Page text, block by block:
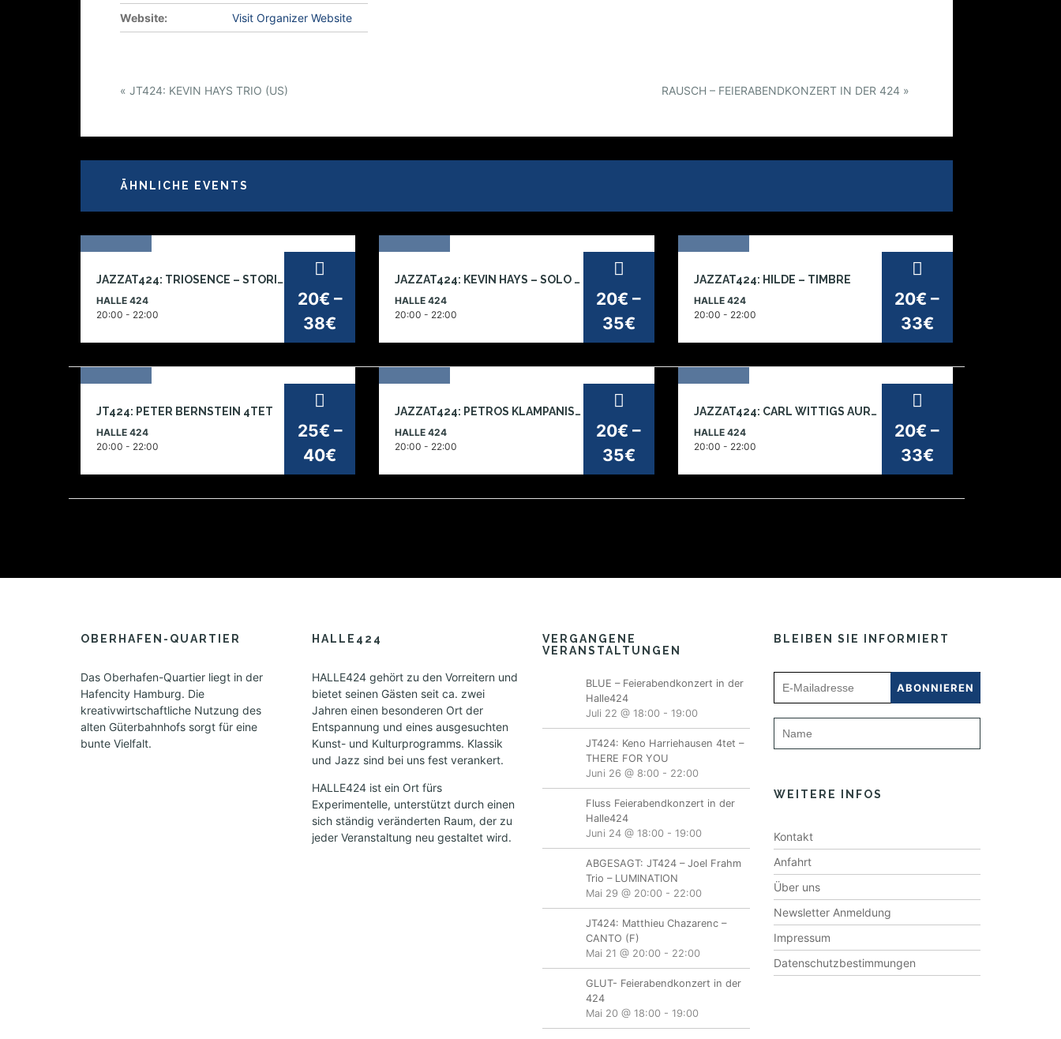
Website: Visit Organizer Website
E
e
n
t
N
a
v
i
g
a
t
i
n
« JT424: KEVIN HAYS TRIO (US) RAUSCH – FEIERABENDKONZERT IN DER 424 »
ÄHNLICHE EVENTS
2026
JAZZAT424: TRIOSENCE – STORIES OF LIFE
HALLE 424
20:00 - 22:00
20€ –
38€
2026
JAZZAT424: KEVIN HAYS – SOLO PIANO
HALLE 424
20:00 - 22:00
20€ –
35€
2026
JAZZAT424: HILDE – TIMBRE
HALLE 424
20:00 - 22:00
20€ –
33€
sep
2026
JT424: PETER BERNSTEIN 4TET
HALLE 424
20:00 - 22:00
25€ –
40€
2026
JAZZAT424: PETROS KLAMPANIS TRIO – LATENT INFO
HALLE 424
20:00 - 22:00
20€ –
35€
2026
JAZZAT424: CARL WITTIGS AURORA OKTETT – CONTINUITY AND RESONANCE
HALLE 424
20:00 - 22:00
20€ –
33€
OBERHAFEN-QUARTIER
Das Oberhafen-Quartier liegt in der
Hafencity Hamburg. Die
kreativwirtschaftliche Nutzung des
alten Güterbahnhofs sorgt für eine
bunte Vielfalt.
HALLE424
HALLE424 gehört zu den Vorreitern und
bietet seinen Gästen seit ca. zwei
Jahren einen besonderen Ort der
Entspannung und eines ausgesuchten
Kunst- und Kulturprogramms. Klassik
und Jazz sind bei uns fest verankert.
HALLE424 ist ein Ort fürs
Experimentelle, unterstützt durch einen
sich ständig veränderten Raum, der zu
jeder Veranstaltung neu gestaltet wird.
VERGANGENE
VERANSTALTUNGEN
BLUE – Feierabendkonzert in der
Halle424
Juli 22 @ 18:00 - 19:00
JT424: Keno Harriehausen 4tet –
THERE FOR YOU
Juni 26 @ 8:00 - 22:00
Fluss Feierabendkonzert in der
Halle424
Juni 24 @ 18:00 - 19:00
ABGESAGT: JT424 – Joel Frahm
Trio – LUMINATION
Mai 29 @ 20:00 - 22:00
JT424: Matthieu Chazarenc –
CANTO (F)
Mai 21 @ 20:00 - 22:00
GLUT- Feierabendkonzert in der
424
Mai 20 @ 18:00 - 19:00
BLEIBEN SIE INFORMIERT
WEITERE INFOS
Kontakt
Anfahrt
Über uns
Newsletter Anmeldung
Impressum
Datenschutzbestimmungen